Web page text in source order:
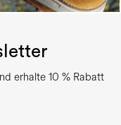
erhalte 10 % Rabatt